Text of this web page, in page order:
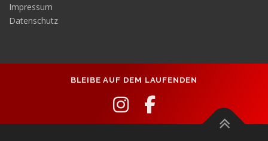
Impressum
Datenschutz
BLEIBE AUF DEM LAUFENDEN